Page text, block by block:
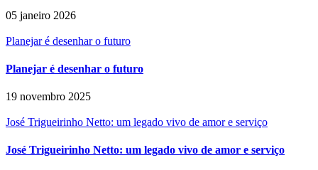
05 janeiro 2026
Planejar é desenhar o futuro
Planejar é desenhar o futuro
19 novembro 2025
José Trigueirinho Netto: um legado vivo de amor e serviço
José Trigueirinho Netto: um legado vivo de amor e serviço